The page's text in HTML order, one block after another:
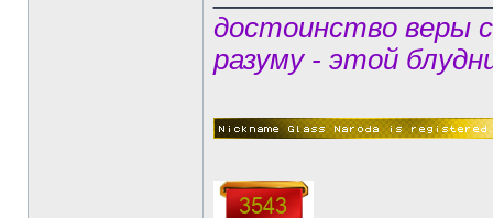
достоинство веры
разуму - этой